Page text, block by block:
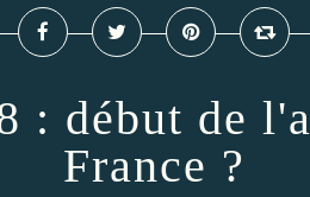
: début de
France ?